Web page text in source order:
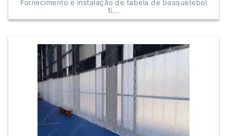
Fornecimento e instalação de tabela de basquetebol
fi...